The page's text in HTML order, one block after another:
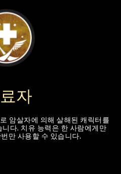
자
다. 치유 능력은 한 사람에게만
만 사용할 수 있습니다.